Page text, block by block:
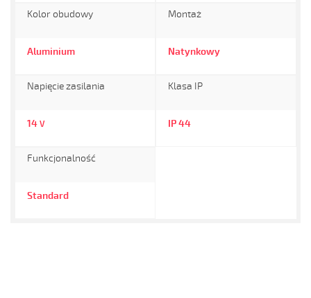
Kolor obudowy
Aluminium
Montaż
Natynkowy
Napięcie zasilania
14 V
Klasa IP
IP 44
Funkcjonalność
Standard